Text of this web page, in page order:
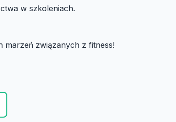
w szkoleniach.
marzeń związanych z fitness!